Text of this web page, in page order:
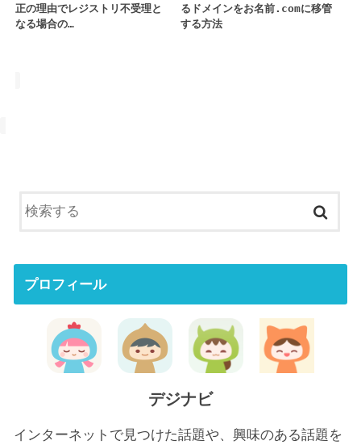
正の理由でレジストリ不受理と
なる場合の…
るドメインをお名前.comに移管
する方法
プロフィール
デジナビ
インターネットで見つけた話題や、興味のある話題を